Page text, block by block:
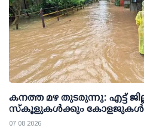
കനത്ത മഴ തുടരുന്നു: എട്ട്
സ്‌കൂളുകള്‍ക്കും
07 08 2026